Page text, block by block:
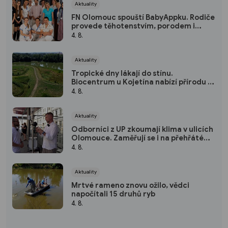
Aktuality
FN Olomouc spouští BabyAppku. Rodiče
provede těhotenstvím, porodem i
prvními dny s miminkem
4. 8.
Aktuality
Tropické dny lákají do stínu.
Biocentrum u Kojetína nabízí přírodu i
nové mokřady
4. 8.
Aktuality
Odborníci z UP zkoumají klima v ulicích
Olomouce. Zaměřují se i na přehřáté
zastávky
4. 8.
Aktuality
Mrtvé rameno znovu ožilo, vědci
napočítali 15 druhů ryb
4. 8.